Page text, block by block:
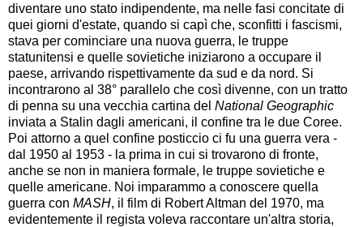
diventare uno stato indipendente, ma nelle fasi concitate di
quei giorni d'estate, quando si capì che, sconfitti i fascismi,
stava per cominciare una nuova guerra, le truppe
statunitensi e quelle sovietiche iniziarono a occupare il
paese, arrivando rispettivamente da sud e da nord. Si
incontrarono al 38° parallelo che così divenne, con un tratto
di penna su una vecchia cartina del National Geographic
inviata a Stalin dagli americani, il confine tra le due Coree.
Poi attorno a quel confine posticcio ci fu una guerra vera -
dal 1950 al 1953 - la prima in cui si trovarono di fronte,
anche se non in maniera formale, le truppe sovietiche e
quelle americane. Noi imparammo a conoscere quella
guerra con MASH, il film di Robert Altman del 1970, ma
evidentemente il regista voleva raccontare un'altra storia,